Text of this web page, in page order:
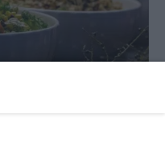
oszczędność